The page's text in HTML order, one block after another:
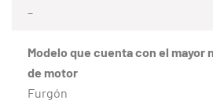
–
Modelo que cuenta con el mayor
de motor
Furgón